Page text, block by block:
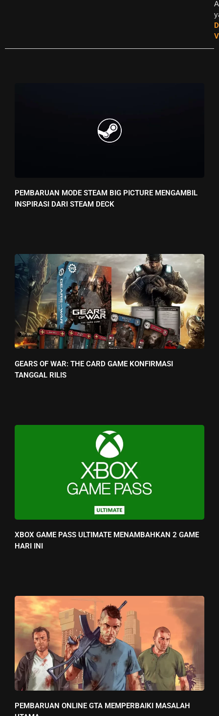
PEMBARUAN MODE STEAM BIG PICTURE MENGAMBIL
INSPIRASI DARI STEAM DECK
GEARS OF WAR: THE CARD GAME KONFIRMASI
TANGGAL RILIS
XBOX GAME PASS ULTIMATE MENAMBAHKAN 2 GAME
HARI INI
PEMBARUAN ONLINE GTA MEMPERBAIKI MASALAH